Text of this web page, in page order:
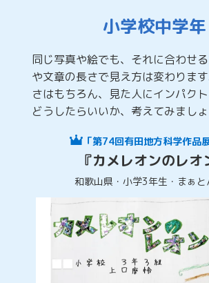
小学校中学年
同じ写真や絵でも、それに合わせ
や文章の長さで見え方は変わりま
さはもちろん、見た人にインパク
どうしたらいいか、考えてみましょ
「第74回有田地方科学作品
『カメレオンのレオ
和歌山県・小学3年生・まぁと